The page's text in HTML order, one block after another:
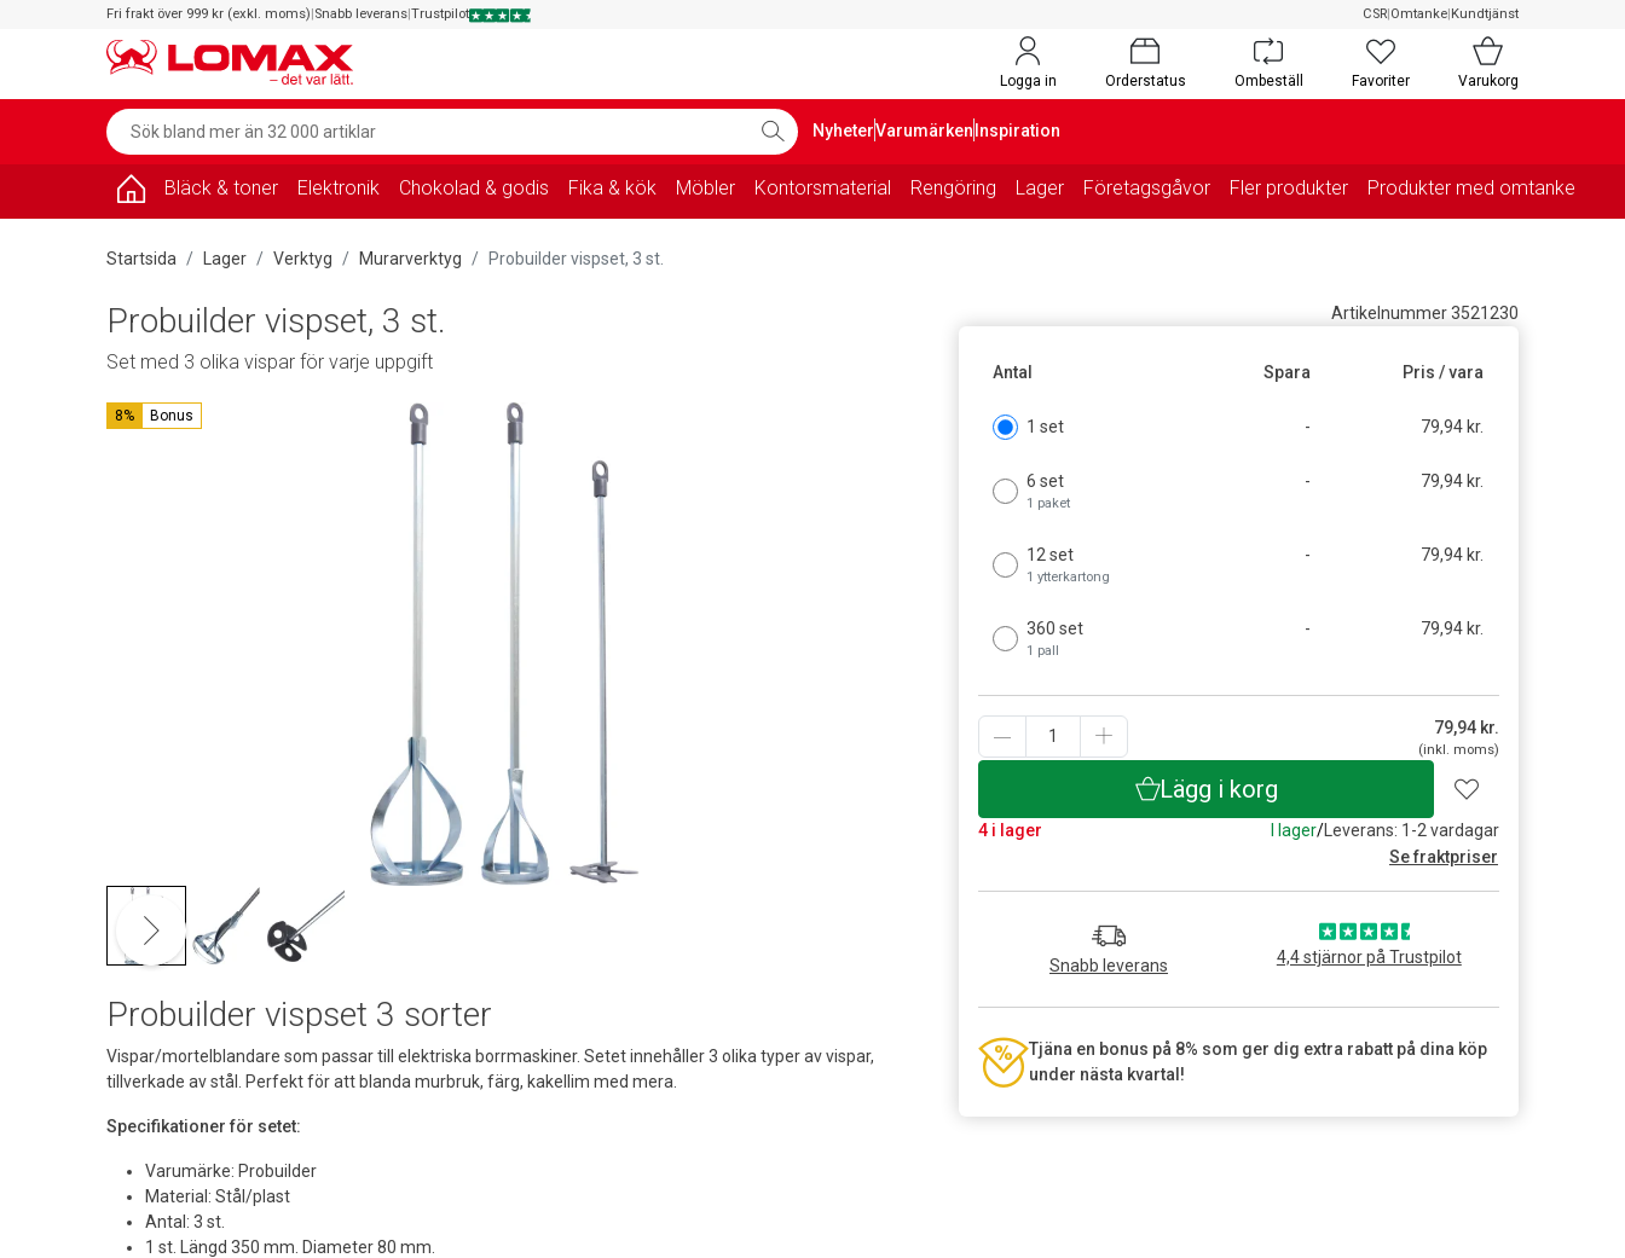
Fri frakt över 999 kr (exkl. moms)|Snabb leverans|Trustpilot CSR|Omtanke|Kundtjänst
Logga in Orderstatus Ombeställ Favoriter Varukorg
NyheterVarumärken Inspiration
Bläck & toner Elektronik Chokolad & godis Fika & kök Möbler Kontorsmaterial Rengöring Lager Företagsgåvor Fler produkter Produkter med omtanke
Startsida Lager Verktyg Murarverktyg Probuilder vispset, 3 st.
8% Bonus
Probuilder vispset 3 sorter
Vispar/mortelblandare som passar till elektriska borrmaskiner. Setet innehåller 3 olika typer av vispar,
tillverkade av stål. Perfekt för att blanda murbruk, färg, kakellim med mera.
Specifikationer för setet:
Varumärke: Probuilder
Material: Stål/plast
Antal: 3 st.
1 st. Längd 350 mm. Diameter 80 mm.
Artikelnummer 3521230
Antal Spara Pris / vara
1 set - 79,94 kr.
6 set
1 paket
- 79,94 kr.
12 set
1 ytterkartong
- 79,94 kr.
360 set
1 pall
- 79,94 kr.
79,94kr.
(inkl. moms)
Lägg i korg
4 i lager I lager/Leverans: 1-2 vardagar
Se fraktpriser
Snabb leverans 4,4 stjärnor på Trustpilot
Tjäna en bonus på 8% som ger dig extra rabatt på dina köp
under nästa kvartal!
Probuilder vispset, 3 st.
Set med 3 olika vispar för varje uppgift